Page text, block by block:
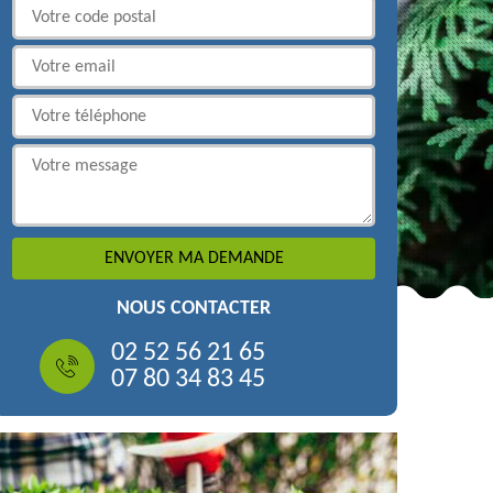
NOUS CONTACTER
02 52 56 21 65
07 80 34 83 45